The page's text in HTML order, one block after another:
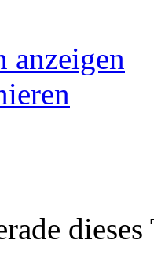
anzeigen